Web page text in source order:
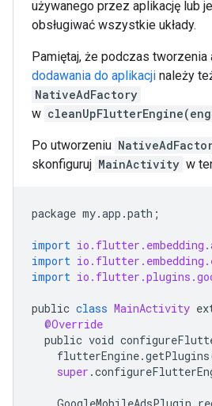
używanego przez aplikację lub
obsługiwać wszystkie układy.
Pamiętaj, że podczas tworzenia
dodawania do aplikacji należy
NativeAdFactory
w
Po utworzeniu
skonfiguruj MainActivity w
package my.app .path ;
import
import
import
public class MainActivity
@Override
public void
flutterEngine.getPlugins
super .